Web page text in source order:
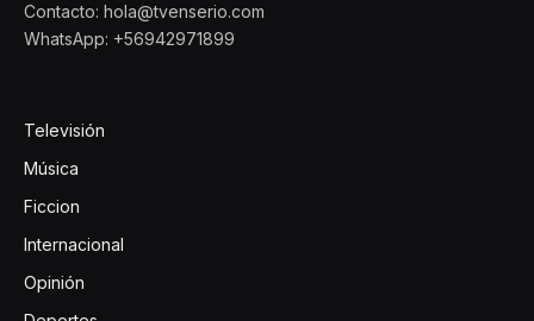
Contacto: hola@tvenserio.com
WhatsApp: +56942971899
Televisión
Música
Ficcion
Internacional
Opinión